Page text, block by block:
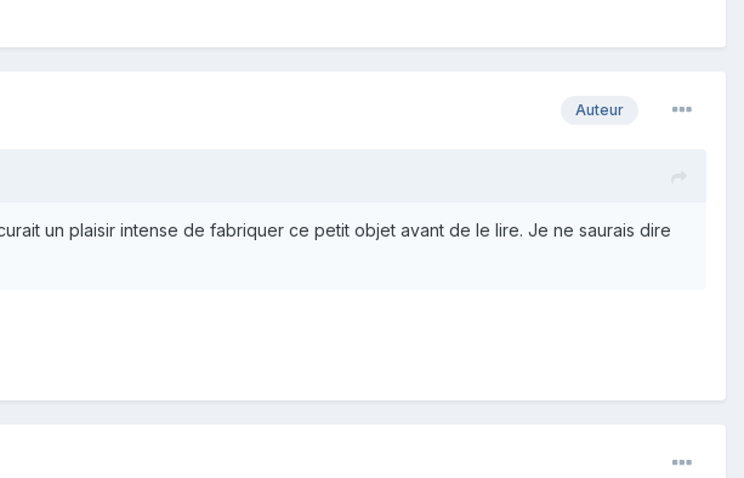
Auteur
un plaisir intense de fabriquer ce petit objet avant de le lire. Je ne saurais dire